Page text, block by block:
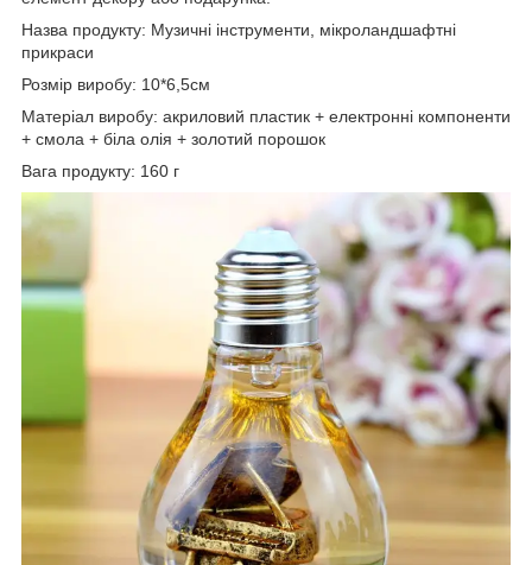
Назва продукту: Музичні інструменти, мікроландшафтні
прикраси
Розмір виробу: 10*6,5см
Матеріал виробу: акриловий пластик + електронні компоненти
+ смола + біла олія + золотий порошок
Вага продукту: 160 г